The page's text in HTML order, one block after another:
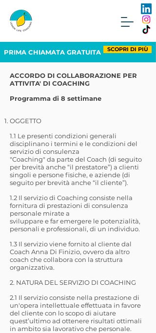
PRIMA CHIAMATA GRATUITA SCOPRI DI PIÙ
ACCORDO DI COLLABORAZIONE PER
ATTIVITA' DI COACHING
Programma di 8 settimane
OGGETTO
1.1 Le presenti condizioni generali
disciplinano i termini e le condizioni del
servizio di consulenza
"Coaching" da parte del Coach (di seguito
per brevità anche “il prestatore”) a clienti
singoli e persone fisiche, e aziende (di
seguito per brevità anche “il cliente”).
1.2 Il servizio di Coaching consiste nella
fornitura di prestazioni di consulenza
personale mirate a
sviluppare e far emergere le potenzialità,
personali e professionali, di un individuo.
1.3 Il servizio viene fornito al cliente dal
Coach Anna Di Finizio, ovvero da altro
coach che collabora con la struttura
organizzativa.
2. NATURA DEL SERVIZIO DI COACHING
2.1 Il servizio consiste nella prestazione di
un'opera intellettuale effettuata in favore
del cliente con lo scopo di aiutare
quest’ultimo ad ottenere risultati ottimali
in ambito sia lavorativo che personale.